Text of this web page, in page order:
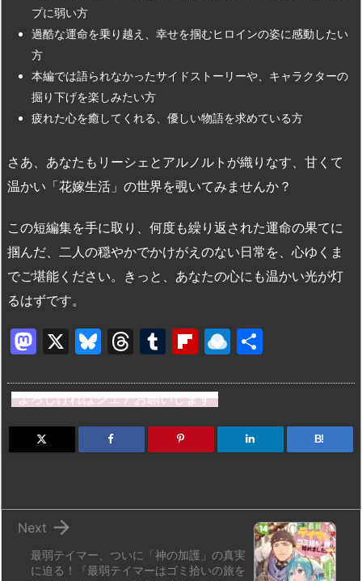
プに弱い方
過酷な運命を乗り越え、幸せを掴むヒロインの姿に感動したい
方
本編では語られなかったサイドストーリーや、キャラクターの
掘り下げを楽しみたい方
疲れた心を癒してくれる、優しい物語を求めている方
さあ、あなたもリーシェとアルノルトが織りなす、甘くて
温かい「花嫁生活」の世界を覗いてみませんか？
この短編集を手に取り、何度も繰り返された運命の果てに
掴んだ、二人の穏やかでかけがえのない日常を、心ゆくま
でご堪能ください。きっと、あなたの心にも温かい光が灯
るはずです。
M
st
o
d
X
Bl
e
s
k
T
e
a
d
T
m
bl
r
Fl
b
o
ar
R
n
dr
o
よろしければシェアお願いします
B!
最弱テイマー、ついに「神の加護」の真実
に迫る！『最弱テイマーはゴミ拾いの旅を

Next